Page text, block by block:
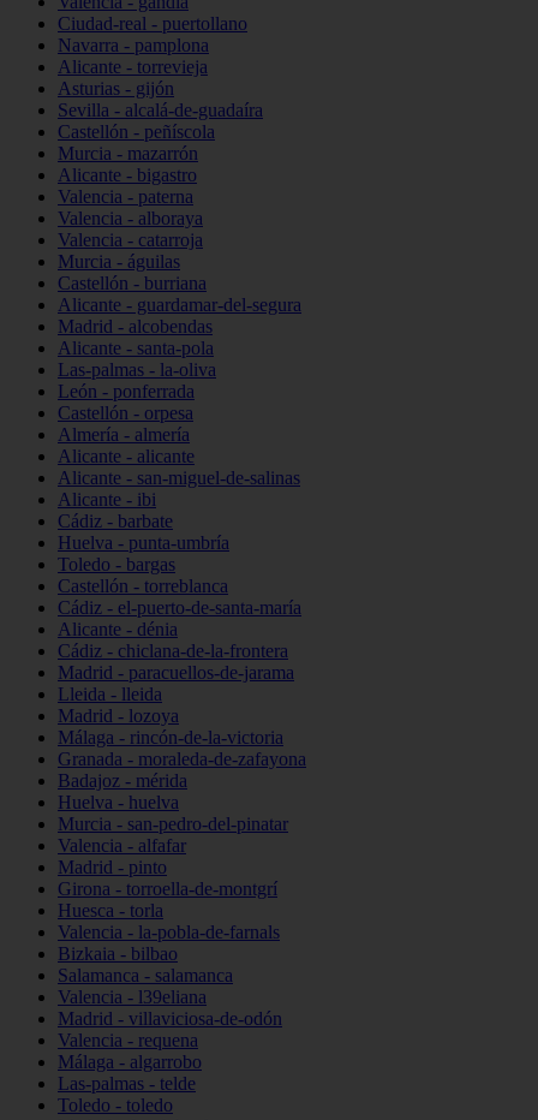
Ciudad-real - puertollano
Navarra - pamplona
Alicante - torrevieja
Asturias - gijón
Sevilla - alcalá-de-guadaíra
Castellón - peñíscola
Murcia - mazarrón
Alicante - bigastro
Valencia - paterna
Valencia - alboraya
Valencia - catarroja
Murcia - águilas
Castellón - burriana
Alicante - guardamar-del-segura
Madrid - alcobendas
Alicante - santa-pola
Las-palmas - la-oliva
León - ponferrada
Castellón - orpesa
Almería - almería
Alicante - alicante
Alicante - san-miguel-de-salinas
Alicante - ibi
Cádiz - barbate
Huelva - punta-umbría
Toledo - bargas
Castellón - torreblanca
Cádiz - el-puerto-de-santa-maría
Alicante - dénia
Cádiz - chiclana-de-la-frontera
Madrid - paracuellos-de-jarama
Lleida - lleida
Madrid - lozoya
Málaga - rincón-de-la-victoria
Granada - moraleda-de-zafayona
Badajoz - mérida
Huelva - huelva
Murcia - san-pedro-del-pinatar
Valencia - alfafar
Madrid - pinto
Girona - torroella-de-montgrí
Huesca - torla
Valencia - la-pobla-de-farnals
Bizkaia - bilbao
Salamanca - salamanca
Valencia - l39eliana
Madrid - villaviciosa-de-odón
Valencia - requena
Málaga - algarrobo
Las-palmas - telde
Toledo - toledo